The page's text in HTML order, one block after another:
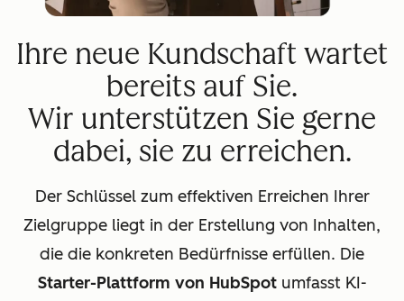
Ihre neue Kundschaft wartet
bereits auf Sie.
Wir unterstützen Sie gerne
dabei, sie zu erreichen.
Der Schlüssel zum effektiven Erreichen Ihrer
Zielgruppe liegt in der Erstellung von Inhalten,
die die konkreten Bedürfnisse erfüllen. Die
Starter-Plattform von HubSpotumfasst KI-